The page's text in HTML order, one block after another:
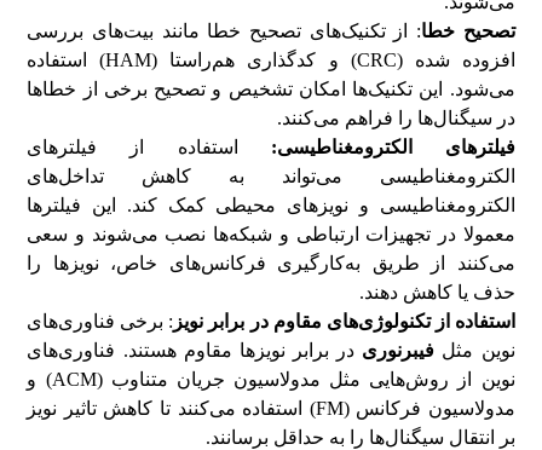
تصحیح خطا: از تکنیک‌های تصحیح خطا مانند بیت‌های بررسی
افزوده شده (CRC) و کدگذاری هم‌راستا (HAM) استفاده
می‌شود. این تکنیک‌ها امکان تشخیص و تصحیح برخی از خطاها
در سیگنال‌ها را فراهم می‌کنند.
فیلترهای الکترومغناطیسی: استفاده از فیلترهای
الکترومغناطیسی می‌تواند به کاهش تداخل‌های
الکترومغناطیسی و نویزهای محیطی کمک کند. این فیلترها
معمولا در تجهیزات ارتباطی و شبکه‌ها نصب می‌شوند و سعی
می‌کنند از طریق به‌کارگیری فرکانس‌های خاص، نویزها را
حذف یا کاهش ‌دهند.
استفاده از تکنولوژی‌های مقاوم در برابر نویز : برخی فناوری‌های
نوین مثل فیبرنوری در برابر نویزها مقاوم هستند. فناوری‌های
نوین از روش‌هایی مثل مدولاسیون جریان متناوب (ACM) و
مدولاسیون فرکانس (FM) استفاده می‌کنند تا کاهش تاثیر نویز
بر انتقال سیگنال‌ها را به حداقل برسانند.